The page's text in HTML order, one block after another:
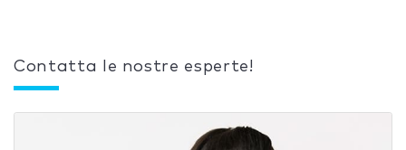
Contatta le nostre esperte!